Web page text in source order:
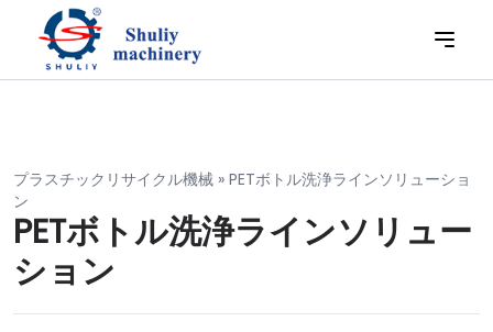
プラスチックリサイクル機械 » PETボトル洗浄ラインソリューショ
ン
PETボトル洗浄ラインソリュー
ション